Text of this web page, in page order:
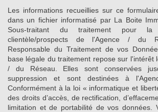
Les informations recueillies sur ce
dans un fichier informatisé par La Boite
Sous-traitant du traitement pour
clientèle/prospects de l'Agence / du
Responsable du Traitement de vos
base légale du traitement repose sur l'intérêt
/ du Réseau. Elles sont conservées
suppression et sont destinées à
Conformément à la loi « informatique et
des droits d’accès, de rectification,
limitation et de portabilité de vos données.